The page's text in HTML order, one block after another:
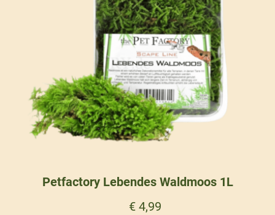
Petfactory Lebendes Waldmoos 1L
€ 4,99